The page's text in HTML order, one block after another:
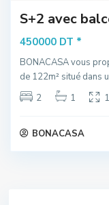
S+2 avec
450000 DT *
BONACASA vous
de 122m² situé dans
2
1
BONACASA